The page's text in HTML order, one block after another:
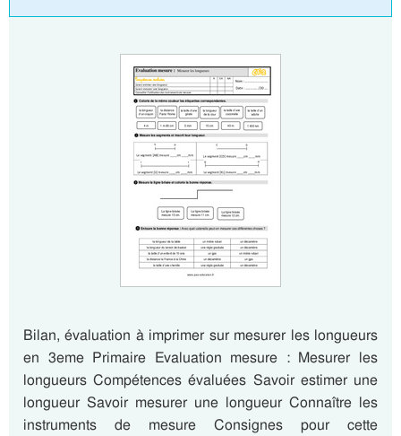
Bilan, évaluation à imprimer sur mesurer les longueurs
en 3eme Primaire Evaluation mesure : Mesurer les
longueurs Compétences évaluées Savoir estimer une
longueur Savoir mesurer une longueur Connaître les
instruments de mesure Consignes pour cette